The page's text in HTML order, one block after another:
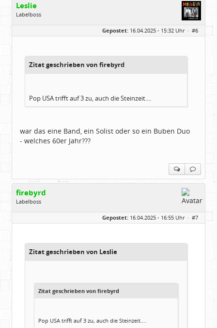
Leslie
Labelboss
in der Mitte zwischen Kölnarena und Festhalle Ffm
Beiträge:
48741
Gepostet: 16.04.2025 - 15:32 Uhr · #6
Zitat geschrieben von firebyrd
Pop USA trifft auf 3 zu, auch die Steinzeit....
war das eine Band, ein Solist oder so ein Buben Duo
- welches 60er Jahr???
firebyrd
Labelboss
Geschlecht:
keine Angabe
Hausgeburt (Ausgeburt?)
Beiträge:
48860
Gepostet: 16.04.2025 - 16:55 Uhr · #7
Zitat geschrieben von Leslie
Zitat geschrieben von firebyrd
Pop USA trifft auf 3 zu, auch die Steinzeit....